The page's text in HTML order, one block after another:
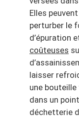
Elles
perturber le
d’épuration
coûteuses
laisser
une
dans un
déchetterie